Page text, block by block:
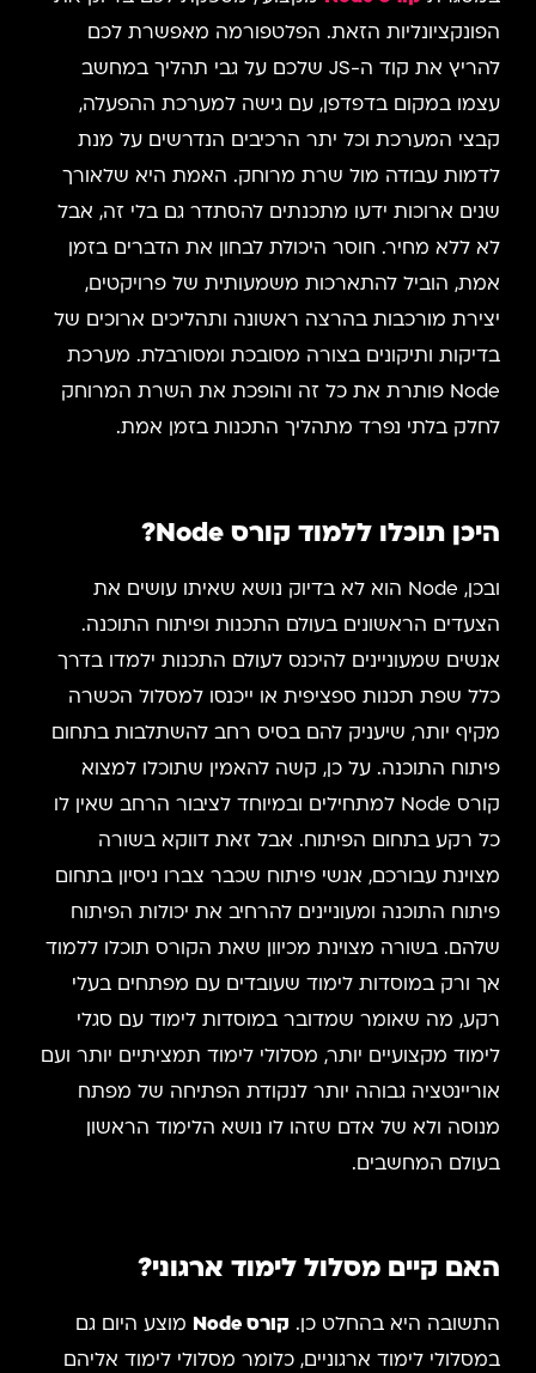
הפונקציונליות הזאת. הפלטפורמה מאפשרת לכם
להריץ את קוד ה-JS שלכם על גבי תהליך במחשב
עצמו במקום בדפדפן, עם גישה למערכת ההפעלה,
קבצי המערכת וכל יתר הרכיבים הנדרשים על מנת
לדמות עבודה מול שרת מרוחק. האמת היא שלאורך
שנים ארוכות ידעו מתכנתים להסתדר גם בלי זה, אבל
לא ללא מחיר. חוסר היכולת לבחון את הדברים בזמן
אמת, הוביל להתארכות משמעותית של פרויקטים,
יצירת מורכבות בהרצה ראשונה ותהליכים ארוכים של
בדיקות ותיקונים בצורה מסובכת ומסורבלת. מערכת
Node פותרת את כל זה והופכת את השרת המרוחק
לחלק בלתי נפרד מתהליך התכנות בזמן אמת.
היכן תוכלו ללמוד קורס Node
?
ובכן, Node הוא לא בדיוק נושא שאיתו עושים את
הצעדים הראשונים בעולם התכנות ופיתוח התוכנה.
אנשים שמעוניינים להיכנס לעולם התכנות ילמדו בדרך
כלל שפת תכנות ספציפית או ייכנסו למסלול הכשרה
מקיף יותר, שיעניק להם בסיס רחב להשתלבות בתחום
פיתוח התוכנה. על כן, קשה להאמין שתוכלו למצוא
קורס Node למתחילים ובמיוחד לציבור הרחב שאין לו
כל רקע בתחום הפיתוח. אבל זאת דווקא בשורה
מצוינת עבורכם, אנשי פיתוח שכבר צברו ניסיון בתחום
פיתוח התוכנה ומעוניינים להרחיב את יכולות הפיתוח
שלהם. בשורה מצוינת מכיוון שאת הקורס תוכלו ללמוד
אך ורק במוסדות לימוד שעובדים עם מפתחים בעלי
רקע, מה שאומר שמדובר במוסדות לימוד עם סגלי
לימוד מקצועיים יותר, מסלולי לימוד תמציתיים יותר ועם
אוריינטציה גבוהה יותר לנקודת הפתיחה של מפתח
מנוסה ולא של אדם שזהו לו נושא הלימוד הראשון
בעולם המחשבים.
האם קיים מסלול לימוד ארגוני?
התשובה היא בהחלט כן. קורס Node מוצע היום גם
במסלולי לימוד ארגוניים, כלומר מסלולי לימוד אליהם